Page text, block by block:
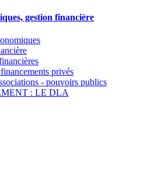
gestion financière
privés
- pouvoirs publics
: LE DLA